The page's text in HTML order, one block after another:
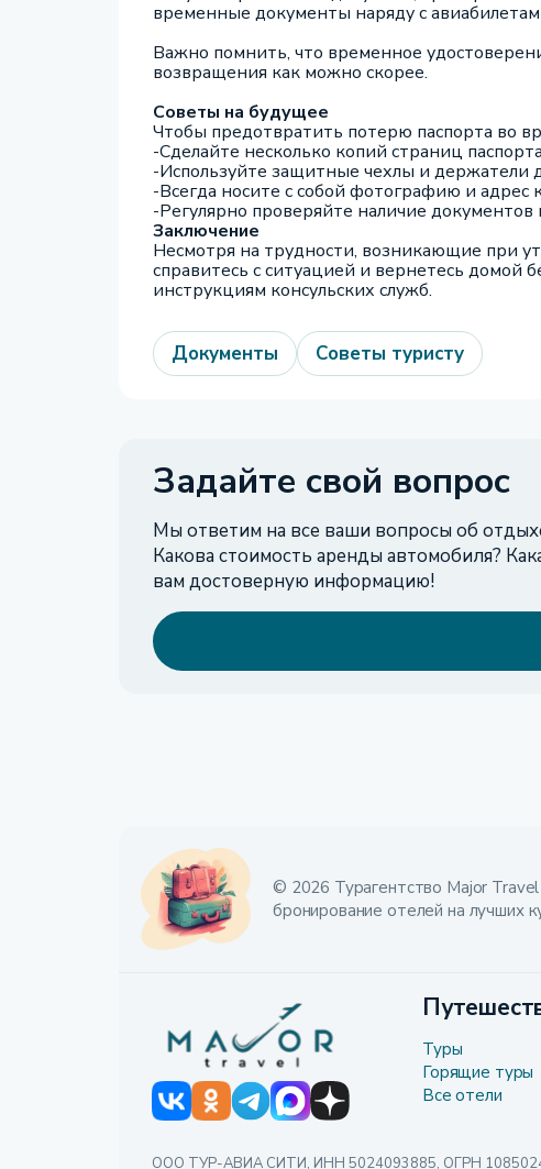
временные документы наряду с
Важно помнить, что временное
возвращения как можно скорее.
Советы на будущее
Чтобы предотвратить потерю паспорта во
-Сделайте несколько копий страниц
-Используйте защитные чехлы и держатели
-Всегда носите с собой фотографию и адрес
-Регулярно проверяйте наличие документов
Заключение
Несмотря на трудности, возникающие при
справитесь с ситуацией и вернетесь домой
инструкциям консульских служб.
Документы Советы туристу
Задайте свой вопрос
Мы ответим на все ваши вопросы об
Какова стоимость аренды автомобиля?
вам достоверную информацию!
© 2026 Турагентство Major
бронирование отелей на лучших
Туры
Горящие туры
Все отели
ООО ТУР-АВИА СИТИ, ИНН 5024093885, ОГРН